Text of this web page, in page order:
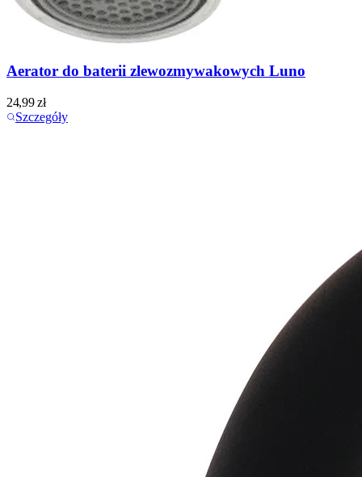
Aerator do baterii zlewozmywakowych Luno
24,99zł
Szczegóły